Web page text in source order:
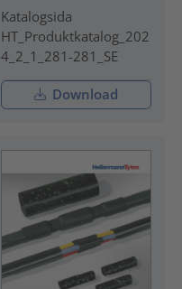
Katalogsida
HT_Produktkatalog_202
4_2_1_281-281_SE
Download